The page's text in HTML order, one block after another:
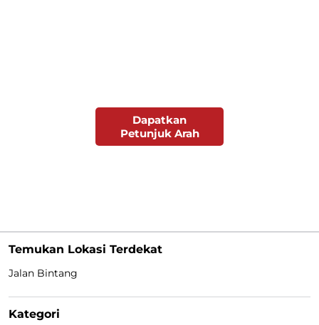
Dapatkan
Petunjuk Arah
Temukan Lokasi Terdekat
Jalan Bintang
Kategori